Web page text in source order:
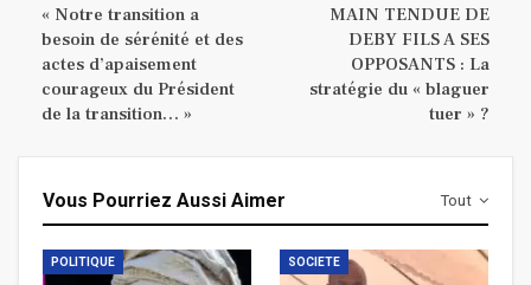
« Notre transition a
besoin de sérénité et des
actes d’apaisement
courageux du Président
de la transition… »
MAIN TENDUE DE
DEBY FILS A SES
OPPOSANTS : La
stratégie du « blaguer
tuer » ?
Tout
Vous Pourriez Aussi Aimer
POLITIQUE SOCIETE